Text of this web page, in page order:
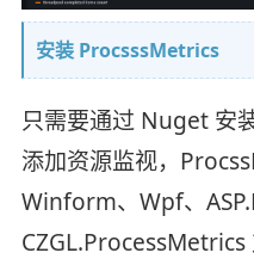
安装 ProcsssMetrics
只需要通过 Nuget 安
添加资源监视，
Winform、Wpf、